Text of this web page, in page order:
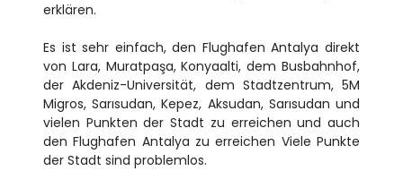
erklären.
Es ist sehr einfach, den Flughafen Antalya direkt
von Lara, Muratpaşa, Konyaalti, dem Busbahnhof,
der Akdeniz-Universität, dem Stadtzentrum, 5M
Migros, Sarısudan, Kepez, Aksudan, Sarısudan und
vielen Punkten der Stadt zu erreichen und auch
den Flughafen Antalya zu erreichen Viele Punkte
der Stadt sind problemlos.